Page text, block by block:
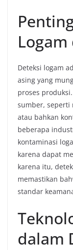
Deteksi logam
asing yang
proses
sumber, seperti
atau bahkan
beberapa
kontaminasi
karena dapat
karena itu,
memastikan
standar
dalam